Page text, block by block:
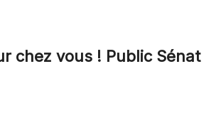
chez vous ! Public Sénat